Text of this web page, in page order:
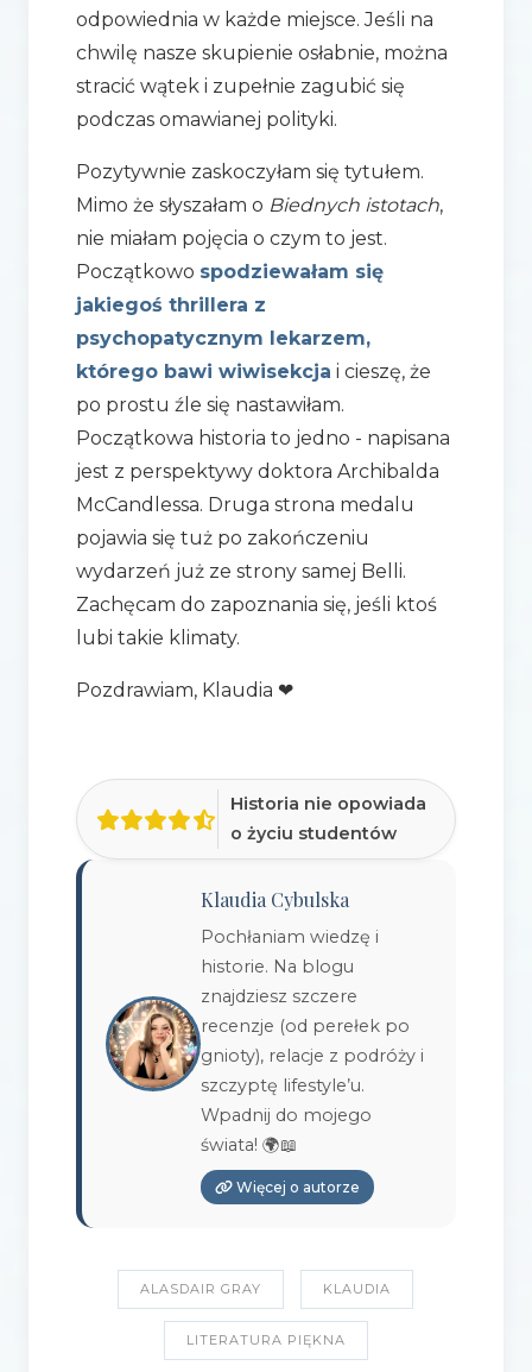
odpowiednia w każde miejsce. Jeśli na
chwilę nasze skupienie osłabnie, można
stracić wątek i zupełnie zagubić się
podczas omawianej polityki.
Pozytywnie zaskoczyłam się tytułem.
Mimo że słyszałam o Biednych istotach,
nie miałam pojęcia o czym to jest.
Początkowo spodziewałam się
jakiegoś thrillera z
psychopatycznym lekarzem,
którego bawi wiwisekcja i cieszę, że
po prostu źle się nastawiłam.
Początkowa historia to jedno - napisana
jest z perspektywy doktora Archibalda
McCandlessa. Druga strona medalu
pojawia się tuż po zakończeniu
wydarzeń już ze strony samej Belli.
Zachęcam do zapoznania się, jeśli ktoś
lubi takie klimaty.
Pozdrawiam, Klaudia ❤
Historia nie opowiada
o życiu studentów
Klaudia Cybulska
Pochłaniam wiedzę i
historie. Na blogu
znajdziesz szczere
recenzje (od perełek po
gnioty), relacje z podróży i
szczyptę lifestyle’u.
Wpadnij do mojego
świata! 🌍📖
Więcej o autorze
ALASDAIR GRAY KLAUDIA
LITERATURA PIĘKNA